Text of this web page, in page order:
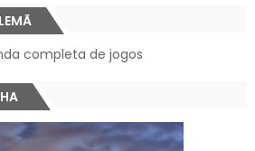
completa de jogos